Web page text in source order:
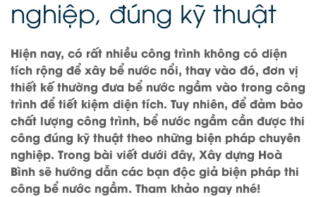
nghiệp, đúng kỹ thuật
Hiện nay, có rất nhiều công trình không có diện
tích rộng để xây bể nước nổi, thay vào đó, đơn vị
thiết kế thường đưa bể nước ngầm vào trong công
trình để tiết kiệm diện tích. Tuy nhiên, để đảm bảo
chất lượng công trình, bể nước ngầm cần được thi
công đúng kỹ thuật theo những biện pháp chuyên
nghiệp. Trong bài viết dưới đây, Xây dựng Hoà
Bình sẽ hướng dẫn các bạn độc giả biện pháp thi
công bể nước ngầm. Tham khảo ngay nhé!